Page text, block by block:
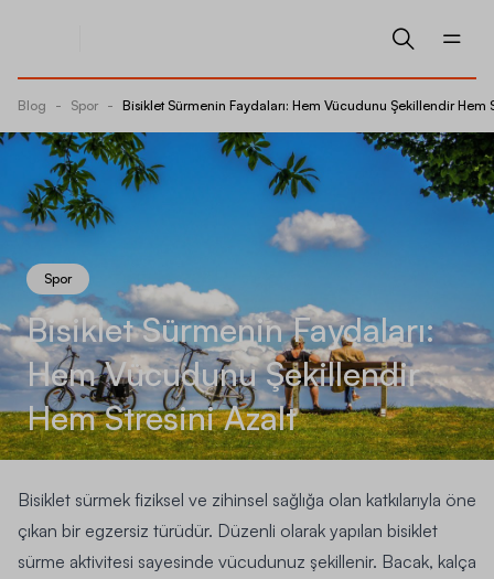
Blog - Spor - Bisiklet Sürmenin Faydaları: Hem Vücudunu Şekillendir Hem
Spor
Bisiklet Sürmenin Faydaları:
Hem Vücudunu Şekillendir
Hem Stresini Azalt
Bisiklet sürmek fiziksel ve zihinsel sağlığa olan katkılarıyla öne
çıkan bir egzersiz türüdür. Düzenli olarak yapılan bisiklet
sürme aktivitesi sayesinde vücudunuz şekillenir. Bacak, kalça